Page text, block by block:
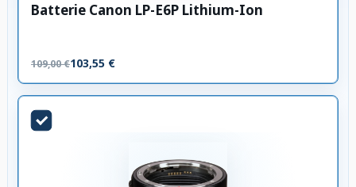
Batterie Canon LP-E6P Lithium-Ion
109,00 €103,55 €